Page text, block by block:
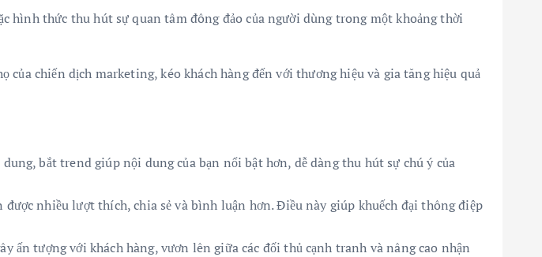
hình thức thu hút sự quan tâm đông đảo của người dùng trong một khoảng thời
chiến dịch marketing, kéo khách hàng đến với thương hiệu và gia tăng hiệu quả
bắt trend giúp nội dung của bạn nổi bật hơn, dễ dàng thu hút sự chú ý của
nhiều lượt thích, chia sẻ và bình luận hơn. Điều này giúp khuếch đại thông điệp
ấn tượng với khách hàng, vươn lên giữa các đối thủ cạnh tranh và nâng cao nhận